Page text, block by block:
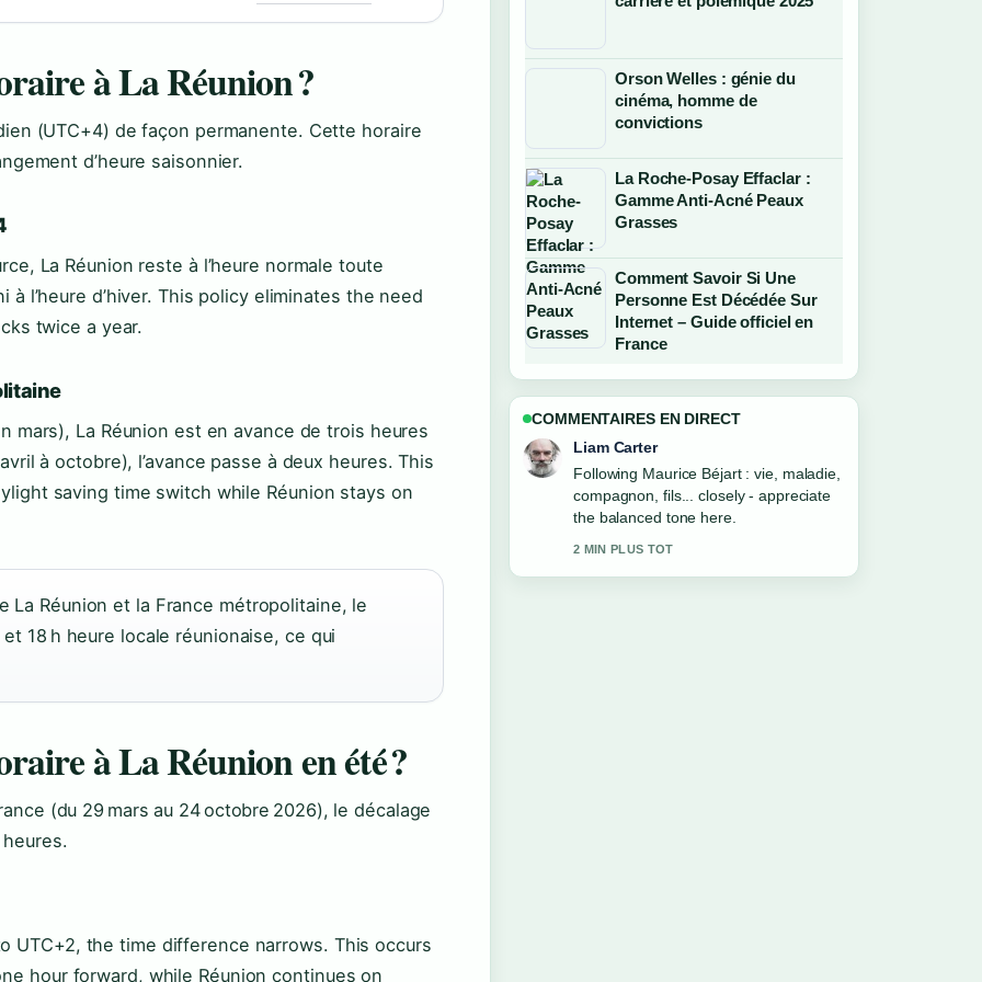
à La Réunion ?
(UTC+4) de façon permanente. Cette horaire
d’heure saisonnier.
La Réunion reste à l’heure normale toute
à l’heure d’hiver. This policy eliminates the need
twice a year.
mars), La Réunion est en avance de trois heures
à octobre), l’avance passe à deux heures. This
saving time switch while Réunion stays on
La Réunion et la France métropolitaine, le
18 h heure locale réunionaise, ce qui
à La Réunion en été ?
(du 29 mars au 24 octobre 2026), le décalage
UTC+2, the time difference narrows. This occurs
hour forward, while Réunion continues on
Orson Welles : génie du
cinéma, homme de
convictions
La Roche-Posay Effaclar :
Gamme Anti-Acné Peaux
Grasses
Comment Savoir Si Une
Personne Est Décédée Sur
Internet – Guide officiel en
France
COMMENTAIRES EN DIRECT
Maja Eriksson
Useful context on Romane Miradoli :
palmarès, taille, vie privée. Please keep
this live thread updated.
4 MIN PLUS TOT